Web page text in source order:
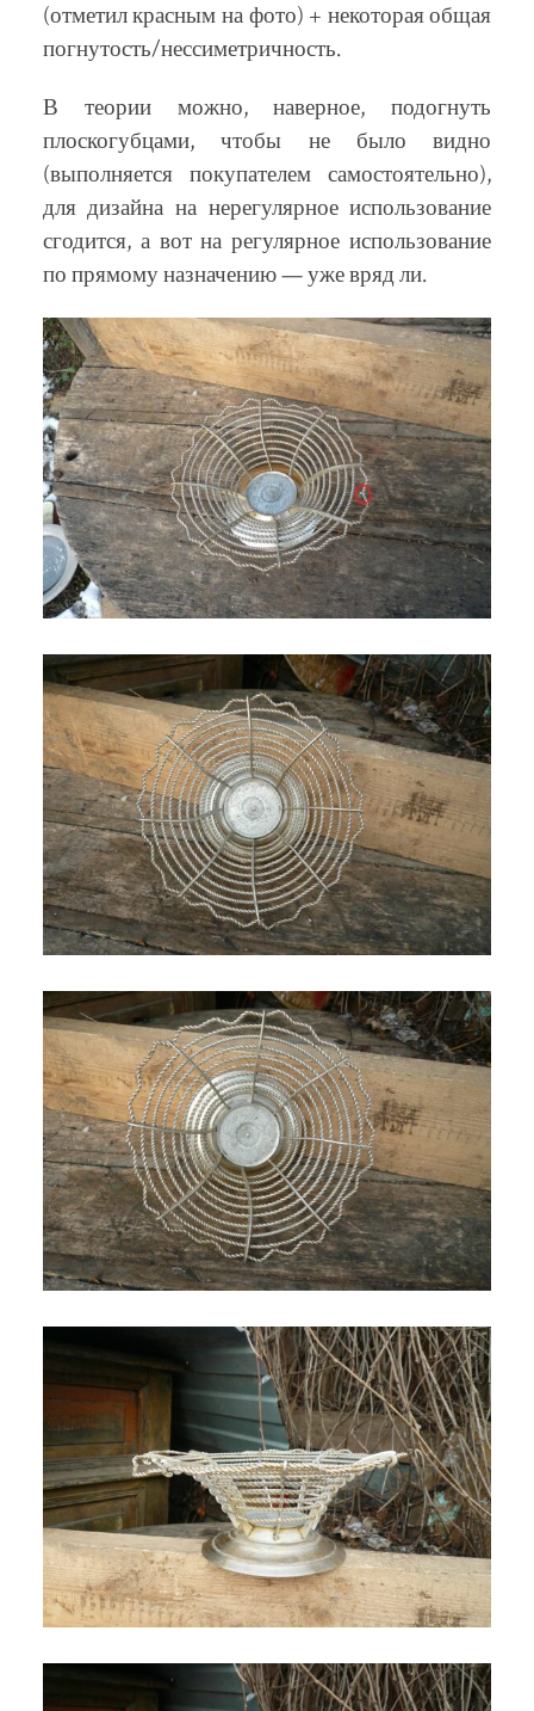
(отметил красным на фото) + некоторая общая
погнутость/нессиметричность.
В теории можно, наверное, подогнуть
плоскогубцами, чтобы не было видно
(выполняется покупателем самостоятельно),
для дизайна на нерегулярное использование
сгодится, а вот на регулярное использование
по прямому назначению — уже вряд ли.